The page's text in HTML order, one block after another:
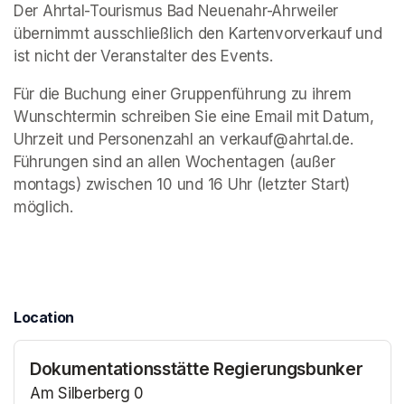
Der Ahrtal-Tourismus Bad Neuenahr-Ahrweiler
übernimmt ausschließlich den Kartenvorverkauf und
ist nicht der Veranstalter des Events.
Für die Buchung einer Gruppenführung zu ihrem
Wunschtermin schreiben Sie eine Email mit Datum,
Uhrzeit und Personenzahl an verkauf@ahrtal.de.
Führungen sind an allen Wochentagen (außer
montags) zwischen 10 und 16 Uhr (letzter Start)
möglich.
Location
Dokumentationsstätte Regierungsbunker
Am Silberberg 0